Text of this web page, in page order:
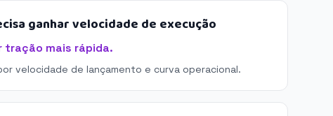
ganhar velocidade de execução
tração mais rápida.
velocidade de lançamento e curva operacional.